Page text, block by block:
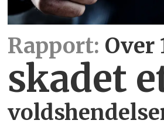
Rapport: Over
skadet